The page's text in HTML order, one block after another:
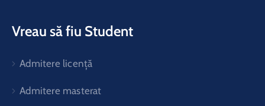
Vreau să fiu Student
Admitere licență
Admitere masterat